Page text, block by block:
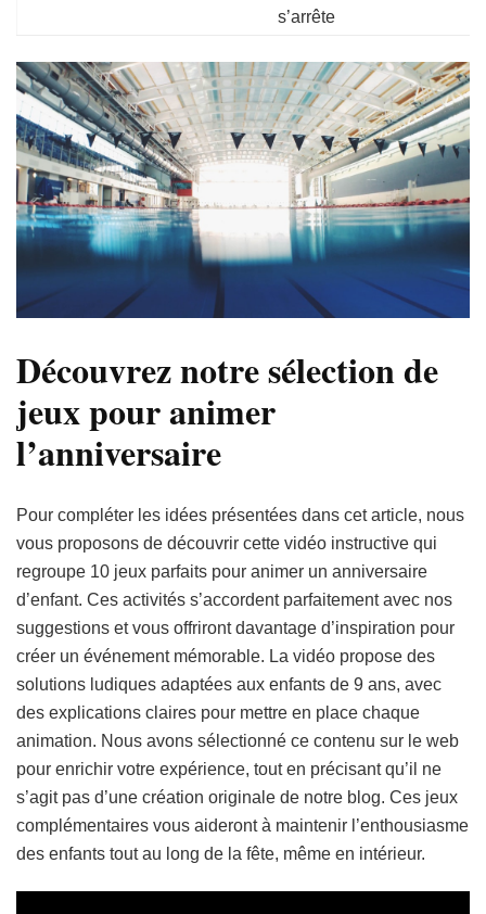
s’arrête
Découvrez notre sélection de
jeux pour animer
l’anniversaire
Pour compléter les idées présentées dans cet article, nous
vous proposons de découvrir cette vidéo instructive qui
regroupe 10 jeux parfaits pour animer un anniversaire
d’enfant. Ces activités s’accordent parfaitement avec nos
suggestions et vous offriront davantage d’inspiration pour
créer un événement mémorable. La vidéo propose des
solutions ludiques adaptées aux enfants de 9 ans, avec
des explications claires pour mettre en place chaque
animation. Nous avons sélectionné ce contenu sur le web
pour enrichir votre expérience, tout en précisant qu’il ne
s’agit pas d’une création originale de notre blog. Ces jeux
complémentaires vous aideront à maintenir l’enthousiasme
des enfants tout au long de la fête, même en intérieur.